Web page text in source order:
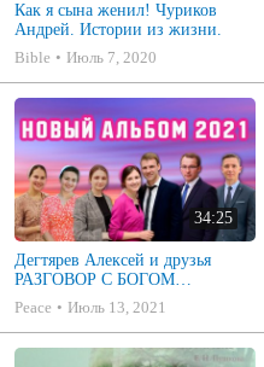
Как я сына женил! Чуриков
Андрей. Истории из жизни.
Bible
Июль 7, 2020
34:25
Дегтярев Алексей и друзья
РАЗГОВОР С БОГОМ
Христианские песни МСЦ ЕХБ
2021 (7я)
Peace Июль 13, 2021